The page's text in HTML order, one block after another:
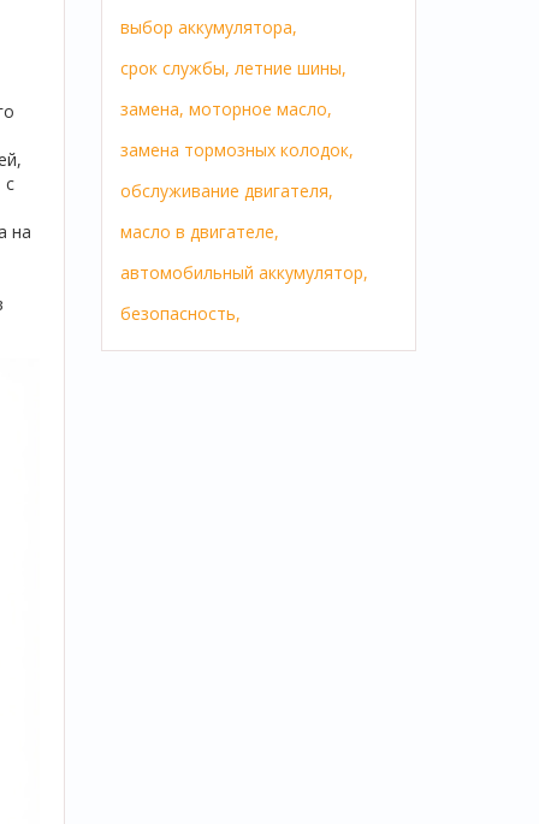
с
на
выбор аккумулятора,
срок службы, летние шины,
замена, моторное масло,
замена тормозных колодок,
обслуживание двигателя,
масло в двигателе,
автомобильный аккумулятор,
безопасность,